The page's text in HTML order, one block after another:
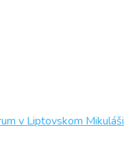
v Liptovskom Mikuláši